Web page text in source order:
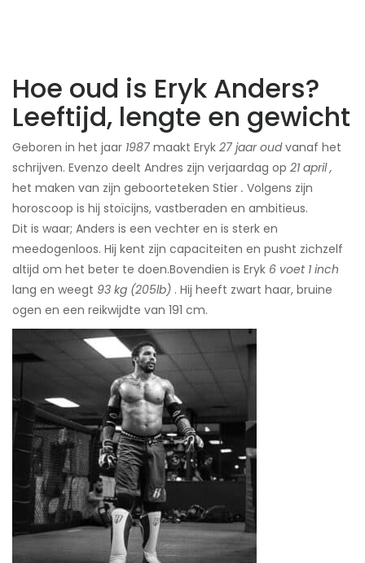
Hoe oud is Eryk Anders?
Leeftijd, lengte en gewicht
Geboren in het jaar 1987 maakt Eryk 27 jaar oudvanaf het
schrijven. Evenzo deelt Andres zijn verjaardag op 21 april ,
het maken van zijn geboorteteken Stier . Volgens zijn
horoscoop is hij stoïcijns, vastberaden en ambitieus.
Dit is waar; Anders is een vechter en is sterk en
meedogenloos. Hij kent zijn capaciteiten en pusht zichzelf
altijd om het beter te doen.Bovendien is Eryk 6 voet 1 inch
lang en weegt 93 kg (205lb) . Hij heeft zwart haar, bruine
ogen en een reikwijdte van 191 cm.